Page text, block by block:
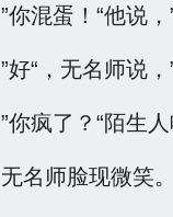
”你混蛋！“他说
”好“，无名师说
”你疯了？“陌生
无名师脸现微笑